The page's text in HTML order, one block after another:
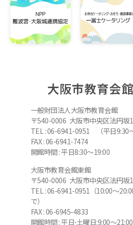
大阪市教育会
一般財団法人大阪市教育会館
〒540-0006 大阪市中央区法円坂
TEL : 06-6941-0951 （平日9:30～
FAX : 06-6941-7474
開館時間 : 平日8:30～19:00
大阪市教育会館東館
〒540-0006 大阪市中央区法円坂
TEL : 06-6941-0951（10:00～
で）
FAX : 06-6945-4833
開館時間 : 平日⋅土曜日:9:00～